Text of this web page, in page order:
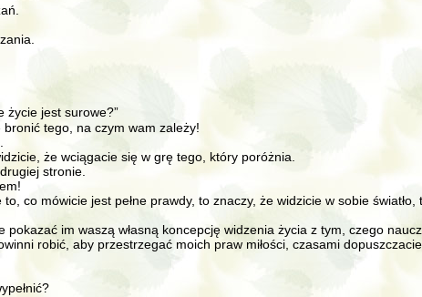
życie jest surowe?”
bronić tego, na czym wam zależy!
że wciągacie się w grę tego, który poróżnia.
stronie.
co mówicie jest pełne prawdy, to znaczy, że widzicie w sobie światło,
im waszą własną koncepcję widzenia życia z tym, czego
robić, aby przestrzegać moich praw miłości, czasami